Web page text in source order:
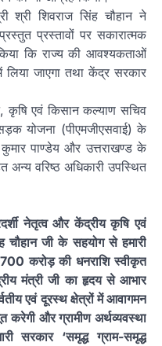
श्री शिवराज सिंह चौहान ने
प्रस्तावों पर सकारात्मक
कि राज्य की आवश्यकताओं
जाएगा तथा केंद्र सरकार
कृषि एवं किसान कल्याण सचिव
योजना (पीएमजीएसवाई) के
पाण्डेय और उत्तराखण्ड के
वरिष्ठ अधिकारी उपस्थित
नेतृत्व और केंद्रीय कृषि एवं
चौहान जी के सहयोग से हमारी
करोड़ की धनराशि स्वीकृत
मंत्री जी का हृदय से आभार
एवं दूरस्थ क्षेत्रों में आवागमन
करेगी और ग्रामीण अर्थव्यवस्था
सरकार ‘समृद्ध ग्राम-समृद्ध